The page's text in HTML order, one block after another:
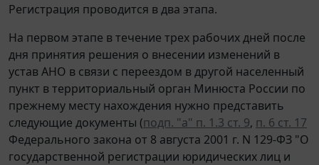
Регистрация проводится в два этапа.
На первом этапе в течение трех рабочих дней после
дня принятия решения о внесении изменений в
устав АНО в связи с переездом в другой населенный
пункт в территориальный орган Минюста России по
прежнему месту нахождения нужно представить
следующие документы (подп. "а" п. 1.3 ст. 9, п. 6 ст. 17
Федерального закона от 8 августа 2001 г. N 129-ФЗ "О
государственной регистрации юридических лиц и